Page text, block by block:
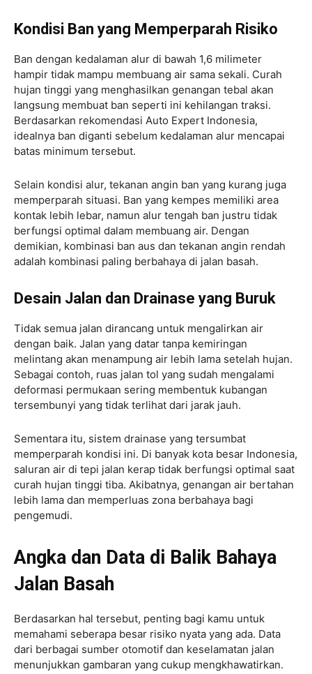
Kondisi Ban yang Memperparah Risiko
Ban dengan kedalaman alur di bawah 1,6 milimeter
hampir tidak mampu membuang air sama sekali. Curah
hujan tinggi yang menghasilkan genangan tebal akan
langsung membuat ban seperti ini kehilangan traksi.
Berdasarkan rekomendasi Auto Expert Indonesia,
idealnya ban diganti sebelum kedalaman alur mencapai
batas minimum tersebut.
Selain kondisi alur, tekanan angin ban yang kurang juga
memperparah situasi. Ban yang kempes memiliki area
kontak lebih lebar, namun alur tengah ban justru tidak
berfungsi optimal dalam membuang air. Dengan
demikian, kombinasi ban aus dan tekanan angin rendah
adalah kombinasi paling berbahaya di jalan basah.
Desain Jalan dan Drainase yang Buruk
Tidak semua jalan dirancang untuk mengalirkan air
dengan baik. Jalan yang datar tanpa kemiringan
melintang akan menampung air lebih lama setelah hujan.
Sebagai contoh, ruas jalan tol yang sudah mengalami
deformasi permukaan sering membentuk kubangan
tersembunyi yang tidak terlihat dari jarak jauh.
Sementara itu, sistem drainase yang tersumbat
memperparah kondisi ini. Di banyak kota besar Indonesia,
saluran air di tepi jalan kerap tidak berfungsi optimal saat
curah hujan tinggi tiba. Akibatnya, genangan air bertahan
lebih lama dan memperluas zona berbahaya bagi
pengemudi.
Angka dan Data di Balik Bahaya
Jalan Basah
Berdasarkan hal tersebut, penting bagi kamu untuk
memahami seberapa besar risiko nyata yang ada. Data
dari berbagai sumber otomotif dan keselamatan jalan
menunjukkan gambaran yang cukup mengkhawatirkan.